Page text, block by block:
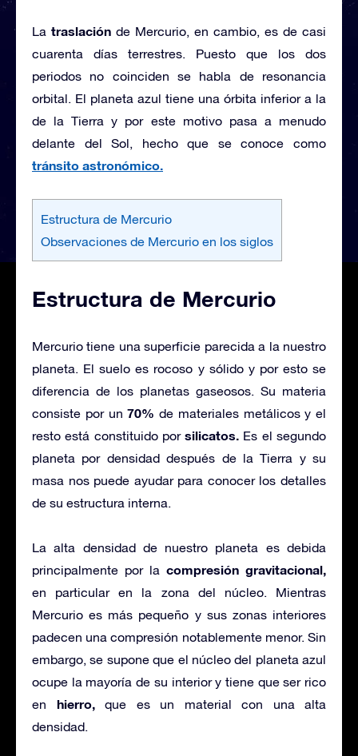
La traslación de Mercurio, en cambio, es de casi
cuarenta días terrestres. Puesto que los dos
periodos no coinciden se habla de resonancia
orbital. El planeta azul tiene una órbita inferior a la
de la Tierra y por este motivo pasa a menudo
delante del Sol, hecho que se conoce como
tránsito astronómico.
Estructura de Mercurio
Observaciones de Mercurio en los siglos
Estructura de Mercurio
Mercurio tiene una superficie parecida a la nuestro
planeta. El suelo es rocoso y sólido y por esto se
diferencia de los planetas gaseosos. Su materia
consiste por un 70% de materiales metálicos y el
resto está constituido porsilicatos. Es el segundo
planeta por densidad después de la Tierra y su
masa nos puede ayudar para conocer los detalles
de su estructura interna.
La alta densidad de nuestro planeta es debida
principalmente por la compresión gravitacional,
en particular en la zona del núcleo. Mientras
Mercurio es más pequeño y sus zonas interiores
padecen una compresión notablemente menor. Sin
embargo, se supone que el núcleo del planeta azul
ocupe la mayoría de su interior y tiene que ser rico
en hierro,que es un material con una alta
densidad.